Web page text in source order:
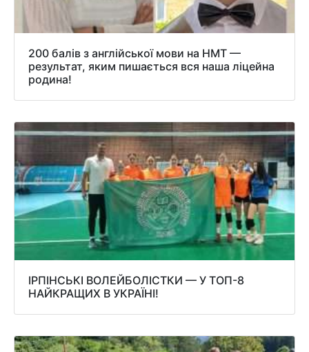
200 балів з англійської мови на НМТ —
результат, яким пишається вся наша ліцейна
родина!
ІРПІНСЬКІ ВОЛЕЙБОЛІСТКИ — У ТОП-8
НАЙКРАЩИХ В УКРАЇНІ!